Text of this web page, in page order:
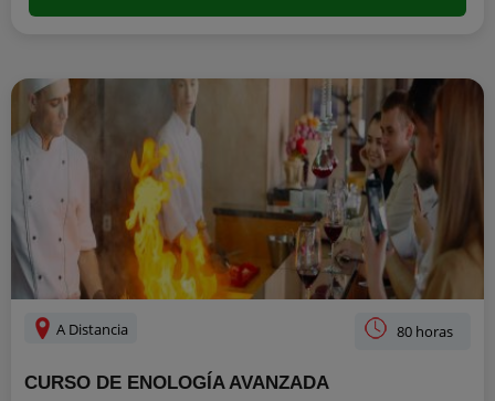
A Distancia 80 horas
CURSO DE ENOLOGÍA AVANZADA